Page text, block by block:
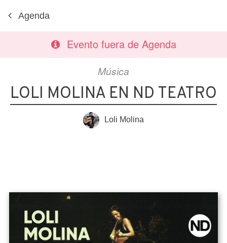
Agenda
Evento fuera de Agenda
Música
LOLI MOLINA EN ND TEATRO
Loli Molina